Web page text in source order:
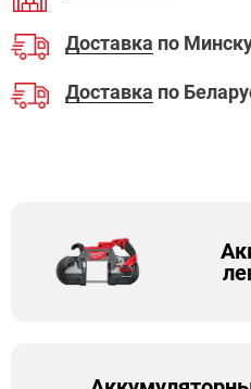
Доставка по
Доставка по